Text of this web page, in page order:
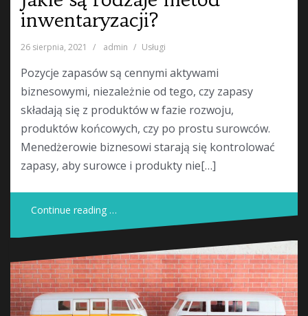
inwentaryzacji?
26 sierpnia, 2021 admin Usługi
Pozycje zapasów są cennymi aktywami
biznesowymi, niezależnie od tego, czy zapasy
składają się z produktów w fazie rozwoju,
produktów końcowych, czy po prostu surowców.
Menedżerowie biznesowi starają się kontrolować
zapasy, aby surowce i produkty nie[…]
Continue reading …